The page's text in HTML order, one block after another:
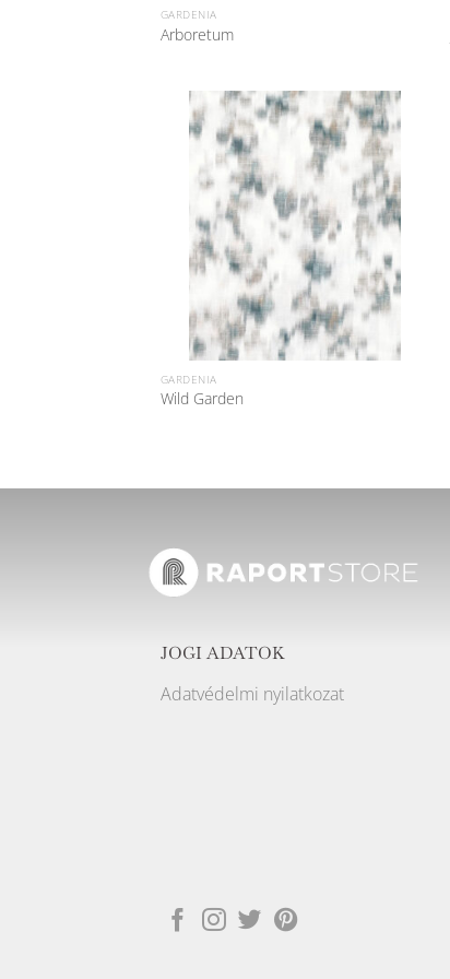
GARDENIA
Arboretum
GARDENIA
Wild Garden
JOGI ADATOK
Adatvédelmi nyilatkozat